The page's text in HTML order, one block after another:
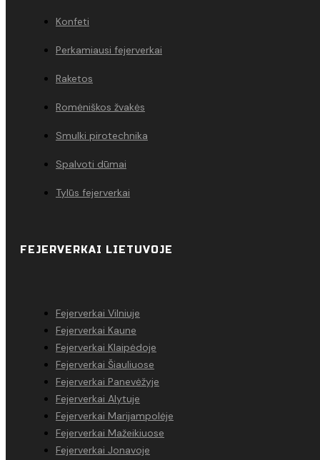
Konfeti
Perkamiausi fejerverkai
Raketos
Romėniškos žvakės
Smulki pirotechnika
Spalvoti dūmai
Tylūs fejerverkai
FEJERVERKAI LIETUVOJE
Fejerverkai Vilniuje
Fejerverkai Kaune
Fejerverkai Klaipėdoje
Fejerverkai Šiauliuose
Fejerverkai Panevėžyje
Fejerverkai Alytuje
Fejerverkai Marijampolėje
Fejerverkai Mažeikiuose
Fejerverkai Jonavoje